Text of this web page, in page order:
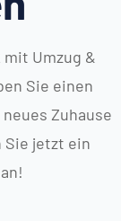
mit Umzug &
Sie einen
Zuhause
Sie jetzt ein